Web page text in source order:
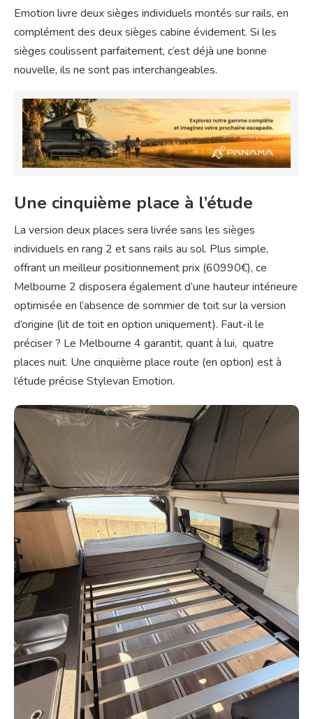
Emotion livre deux sièges individuels montés sur rails, en
complément des deux sièges cabine évidement. Si les
sièges coulissent parfaitement, c’est déjà une bonne
nouvelle, ils ne sont pas interchangeables.
Une cinquième place à l’étude
La version deux places sera livrée sans les sièges
individuels en rang 2 et sans rails au sol. Plus simple,
offrant un meilleur positionnement prix (60990€), ce
Melbourne 2 disposera également d’une hauteur intérieure
optimisée en l’absence de sommier de toit sur la version
d’origine (lit de toit en option uniquement). Faut-il le
préciser ? Le Melbourne 4 garantit, quant à lui, quatre
places nuit. Une cinquième place route (en option) est à
l’étude précise Stylevan Emotion.